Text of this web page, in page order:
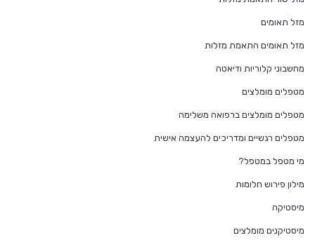
מזל תאומים
מזל תאומים התאמת מזלות
מחשבוני קלוריות ודיאטה
מטפלים מומלצים
מטפלים מומלצים ברפואה משלימה
מטפלים רגשיים ומדריכים להעצמה אישית
מי מטפל במטפל?
מילון פירוש חלומות
מיסטיקה
מיסטיקנים מומלצים